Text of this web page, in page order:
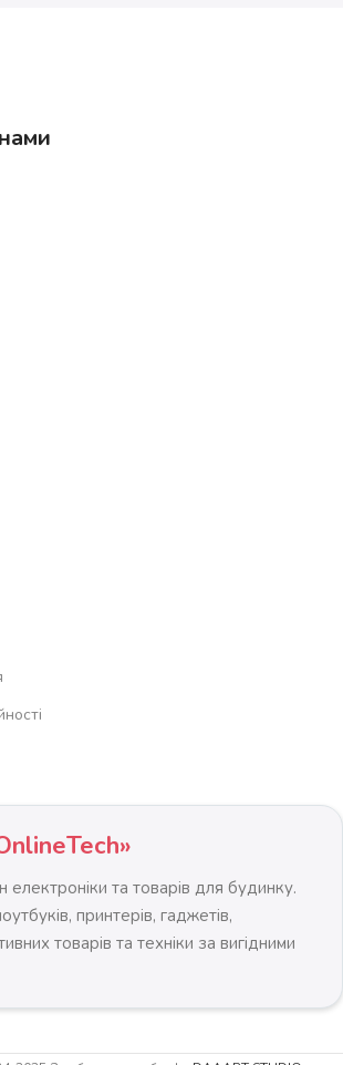
електроніки та товарів для будинку.
принтерів, гаджетів,
товарів та техніки за вигідними